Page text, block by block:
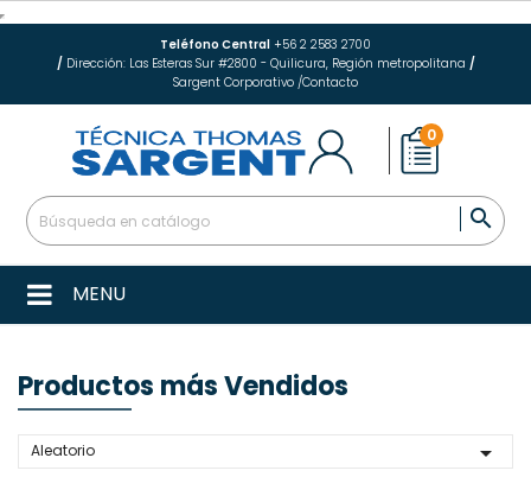
Teléfono Central +56 2 2583 2700
/Dirección: Las Esteras Sur #2800 - Quilicura, Región metropolitana /
Sargent Corporativo /Contacto
0

MENU
Productos más Vendidos
Aleatorio 